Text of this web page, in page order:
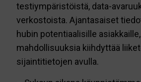
testiympäristöistä, data-
verkostoista. Ajantasaiset
hubin potentiaalisille
mahdollisuuksia kiihdyttää
sijaintitietojen avulla.